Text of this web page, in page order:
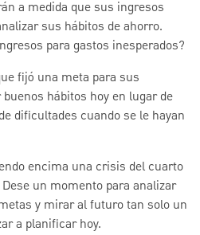
a medida que sus ingresos
sus hábitos de ahorro.
para gastos inesperados?
fijó una meta para sus
hábitos hoy en lugar de
dificultades cuando se le hayan
encima una crisis del cuarto
un momento para analizar
y mirar al futuro tan solo un
a planificar hoy.